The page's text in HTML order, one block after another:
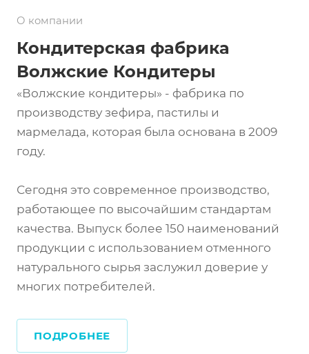
О компании
Кондитерская фабрика
Волжские Кондитеры
«Волжские кондитеры» - фабрика по
производству зефира, пастилы и
мармелада, которая была основана в 2009
году.
Сегодня это современное производство,
работающее по высочайшим стандартам
качества. Выпуск более 150 наименований
продукции с использованием отменного
натурального сырья заслужил доверие у
многих потребителей.
ПОДРОБНЕЕ